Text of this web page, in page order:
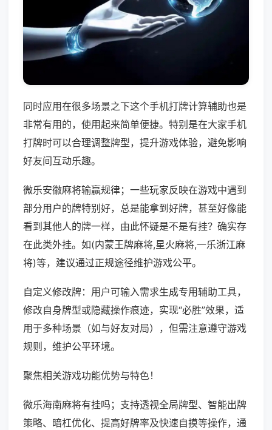
同时应用在很多场景之下这个手机打牌计算辅助也是
非常有用的，使用起来简单便捷。特别是在大家手机
打牌时可以合理调整牌型，提升游戏体验，避免影响
好友间互动乐趣。
微乐安徽麻将输赢规律；一些玩家反映在游戏中遇到
部分用户的牌特别好，总是能拿到好牌，甚至好像能
看到其他人的牌一样，由此怀疑是不是有挂？确实存
在此类外挂。如(内蒙王牌麻将,星火麻将,一乐浙江麻
将)等，建议通过正规途径维护游戏公平。
自定义修改牌：用户可输入需求生成专用辅助工具，
修改自身牌型或隐藏操作痕迹，实现“必胜”效果，适
用于多种场景（如与好友对局），但需注意遵守游戏
规则，维护公平环境。
聚焦相关游戏功能优势与特色！
微乐海南麻将有挂吗；支持透视全局牌型、智能出牌
策略、暗杠优化、提高好牌率及快速自摸等操作，通